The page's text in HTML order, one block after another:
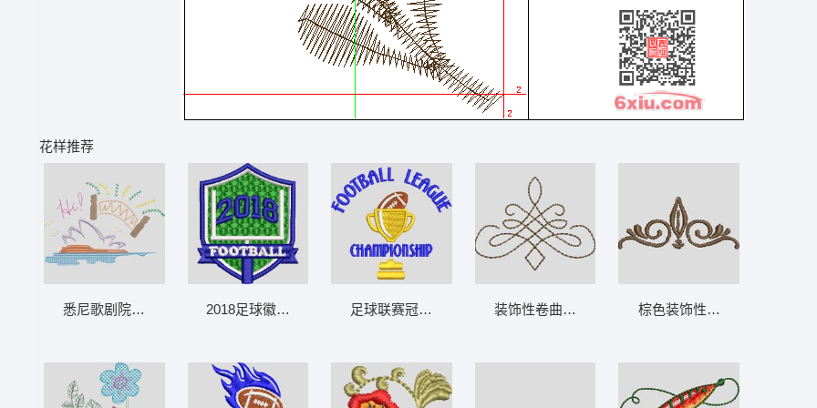
花样推荐
悉尼歌剧院刺绣图案 免费花样2018足球徽章设计 免费花样足球联赛冠军徽章 免费花样装饰性卷曲图案 免费花样棕色装饰性花纹图案 免费花